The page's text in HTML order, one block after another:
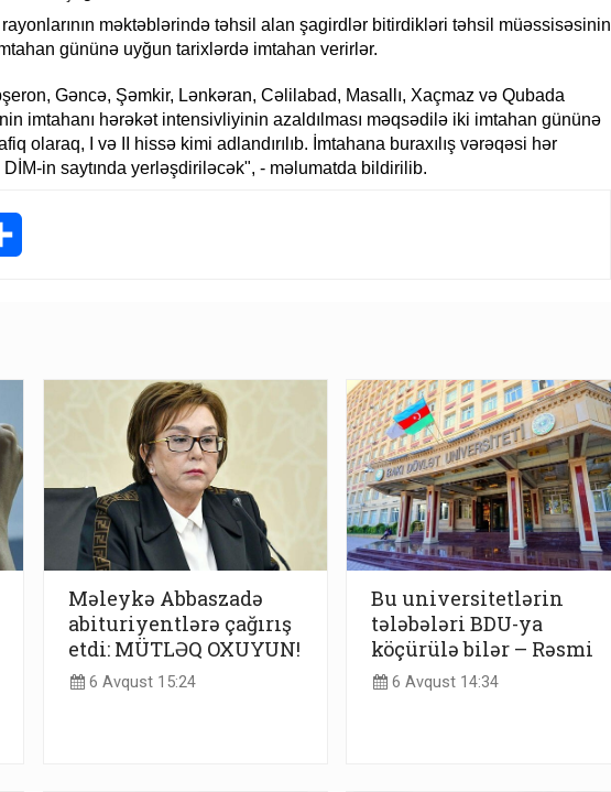
məktəblərində təhsil alan şagirdlər bitirdikləri təhsil müəssisəsinin
gününə uyğun tarixlərdə imtahan verirlər.
Gəncə, Şəmkir, Lənkəran, Cəlilabad, Masallı, Xaçmaz və Qubada
imtahanı hərəkət intensivliyinin azaldılması məqsədilə iki imtahan gününə
olaraq, I və II hissə kimi adlandırılıb. İmtahana buraxılış vərəqəsi hər
in saytında yerləşdiriləcək", - məlumatda bildirilib.
Məleykə Abbaszadə
abituriyentlərə çağırış
etdi: MÜTLƏQ OXUYUN!
6 Avqust 15:24
Bu universitetlərin
tələbələri BDU-ya
köçürülə bilər – Rəsmi
6 Avqust 14:34